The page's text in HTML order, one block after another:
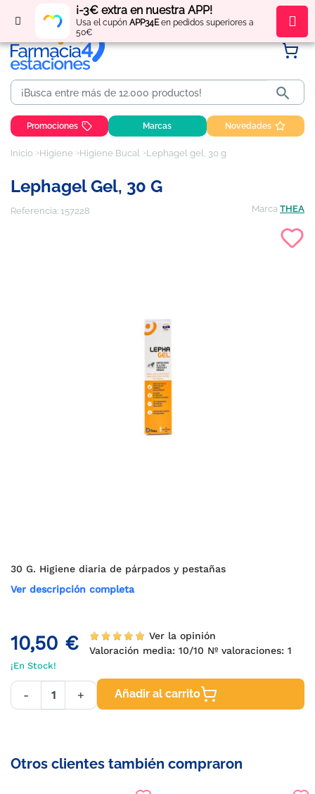
¡-3€ extra en nuestra APP!
Usa el cupón APP34Een pedidos superiores a
50€
Regístratey obténpuntos por tus compras

Promociones Marcas Novedades
Inicio Higiene Higiene Bucal Lephagel gel, 30 g
Lephagel Gel, 30 G
Referencia: 157228 Marca THEA
30 G. Higiene diaria de párpados y pestañas
Ver descripción completa
10,50 €
Ver la opinión
Valoración media: 10/10 Nº valoraciones: 1
¡En Stock!
- + Añadir al carrito
Otros clientes también compraron